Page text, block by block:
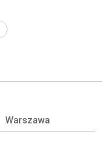
Warszawa